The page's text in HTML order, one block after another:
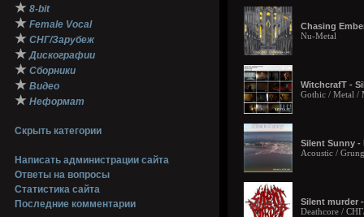
★ 8-bit
★ Female Vocal
★ СНГ/Зарубеж
★ Дискографии
★ Сборники
★ Видео
★ Неформат
Скрыть категории
Написать администрации сайта
Ответы на вопросы
Статистика сайта
Последние комментарии
Chasing
Nu-Metal
WitchcrafT -
Gothic / Metal /
Silent Sunny -
Acoustic /
Silent murder
Deathcore /